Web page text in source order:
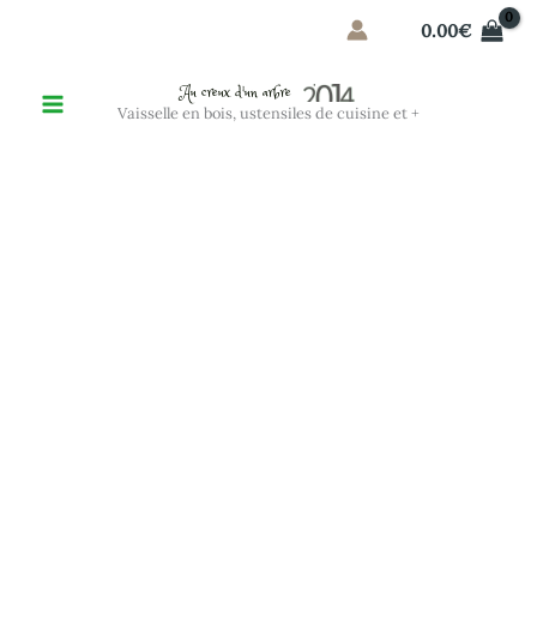
0.00€
Au creux d'un arbre
Vaisselle en bois, ustensiles de cuisine et +